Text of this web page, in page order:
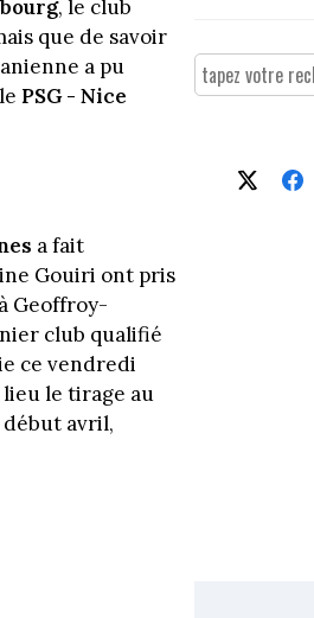
, le club
que de savoir
a pu
PSG - Nice
a fait
Gouiri ont pris
Geoffroy-
club qualifié
ce vendredi
le tirage au
avril,